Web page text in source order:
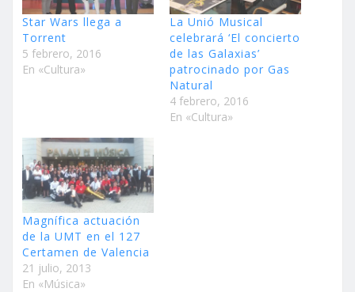
Star Wars llega a
Torrent
5 febrero, 2016
En «Cultura»
La Unió Musical
celebrará ‘El concierto
de las Galaxias’
patrocinado por Gas
Natural
4 febrero, 2016
En «Cultura»
Magnífica actuación
de la UMT en el 127
Certamen de Valencia
21 julio, 2013
En «Música»